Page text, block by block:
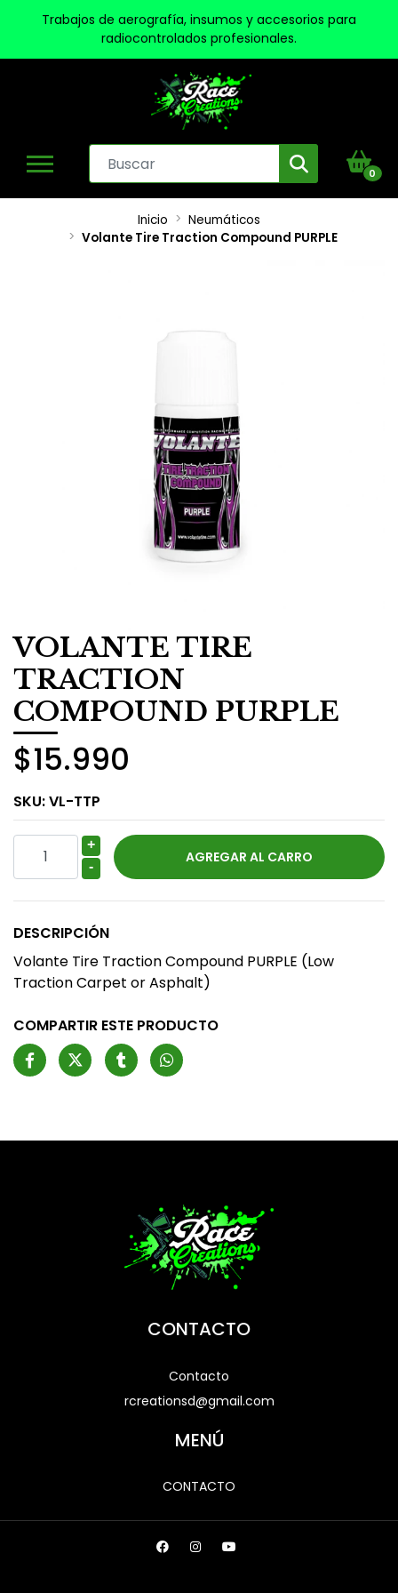
Trabajos de aerografía, insumos y accesorios para
radiocontrolados profesionales.
0
Inicio
Neumáticos
Volante Tire Traction Compound PURPLE
VOLANTE TIRE
TRACTION
COMPOUND PURPLE
$15.990
SKU:VL-TTP
+
-
DESCRIPCIÓN
Volante Tire Traction Compound PURPLE (Low
Traction Carpet or Asphalt)
COMPARTIR ESTE PRODUCTO
CONTACTO
Contacto
rcreationsd@gmail.com
MENÚ
CONTACTO